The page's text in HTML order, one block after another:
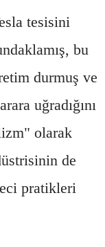
tesisini
bu
durmuş ve
uğradığını
olarak
de
pratikleri